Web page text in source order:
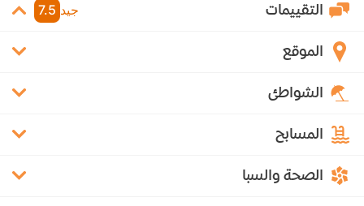
التقييمات جيد 7.5
الموقع
الشواطئ
المسابح
الصحة والسبا